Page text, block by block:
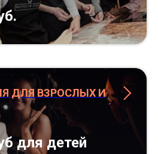
ДЛЯ ВЗРОСЛЫХ И
для детей